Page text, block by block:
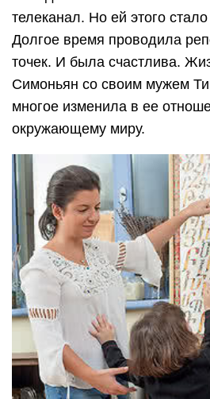
телеканал. Но ей этого
Долгое время проводила
точек. И была счастлива.
Симоньян со своим мужем
многое изменила в ее
окружающему миру.